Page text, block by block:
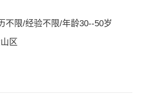
不限/经验不限/年龄30--50岁
区